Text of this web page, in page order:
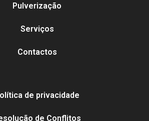
Pulverização
Serviços
Contactos
de privacidade
de Conflitos